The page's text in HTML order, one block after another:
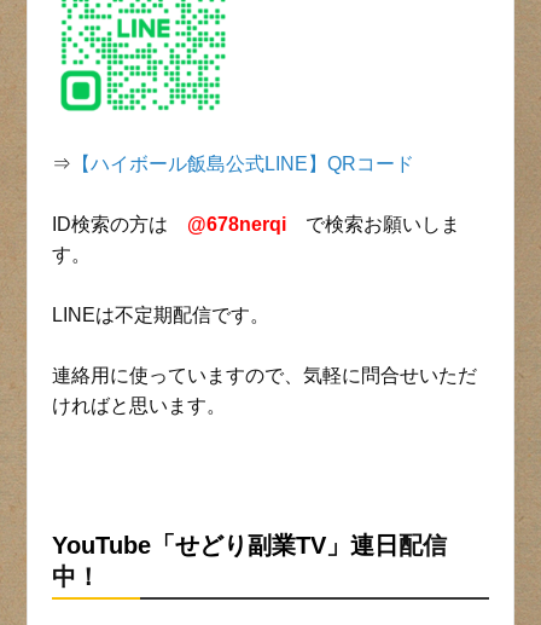
⇒ 【ハイボール飯島公式LINE】QRコード
ID検索の方は @678nerqi
で検索お願いしま
す。
LINEは不定期配信です。
連絡用に使っていますので、気軽に問合せいただ
ければと思います。
YouTube「せどり副業TV」連日 配信
中！